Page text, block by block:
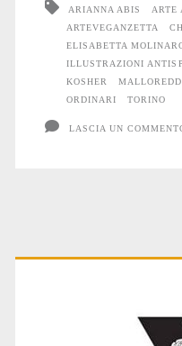
Torino
ARIANNA ABIS
ARTE
ARTEVEGANZETTA
ELISABETTA
ILLUSTRAZIONI
KOSHER
ORDINARI
TORINO
LASCIA UN
Primary